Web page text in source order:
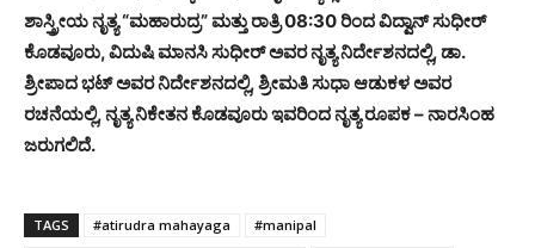
ಶಾಸ್ತ್ರೀಯ ನೃತ್ಯ “ಮಹಾರುದ್ರ” ಮತ್ತು ರಾತ್ರಿ 08:30 ರಿಂದ ವಿದ್ವಾನ್ ಸುಧೀರ್
ಕೊಡವೂರು, ವಿದುಷಿ ಮಾನಸಿ ಸುಧೀರ್ ಅವರ ನೃತ್ಯ ನಿರ್ದೇಶನದಲ್ಲಿ, ಡಾ.
ಶ್ರೀಪಾದ ಭಟ್ ಅವರ ನಿರ್ದೇಶನದಲ್ಲಿ, ಶ್ರೀಮತಿ ಸುಧಾ ಆಡುಕಳ ಅವರ
ರಚನೆಯಲ್ಲಿ, ನೃತ್ಯ ನಿಕೇತನ ಕೊಡವೂರು ಇವರಿಂದ ನೃತ್ಯ ರೂಪಕ – ನಾರಸಿಂಹ
ಜರುಗಲಿದೆ.
TAGS #atirudra mahayaga
#manipal